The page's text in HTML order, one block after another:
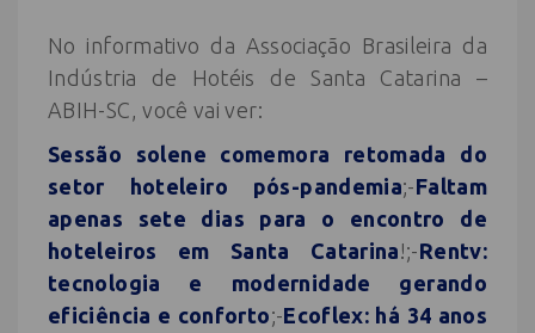
No informativo da Associação Brasileira da
Indústria de Hotéis de Santa Catarina –
ABIH-SC, você vai ver:
Sessão solene comemora retomada do
setor hoteleiro pós-pandemia;-Faltam
apenas sete dias para o encontro de
hoteleiros em Santa Catarina !;-Rentv:
tecnologia e modernidade gerando
eficiência e conforto;-Ecoflex: há 34 anos